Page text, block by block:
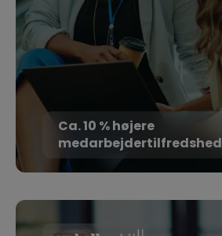
Ca. 10 % højere
medarbejdertilfredshed